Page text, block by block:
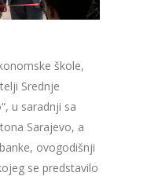
škole,
Srednje
u saradnji sa
Sarajevo, a
ovogodišnji
se predstavilo